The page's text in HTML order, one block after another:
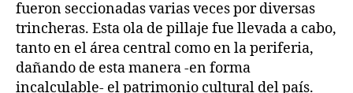
fueron seccionadas varias veces por diversas
trincheras. Esta ola de pillaje fue llevada a cabo,
tanto en el área central como en la periferia,
dañando de esta manera -en forma
incalculable- el patrimonio cultural del país.